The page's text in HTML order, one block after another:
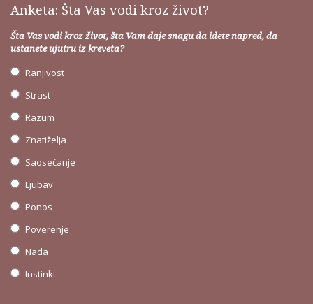
Anketa: Šta Vas vodi kroz život?
Šta Vas vodi kroz život, šta Vam daje snagu da idete napred, da
ustanete ujutru iz kreveta?
Ranjivost
Strast
Razum
Znatiželja
Saosećanje
Ljubav
Ponos
Poverenje
Nada
Instinkt